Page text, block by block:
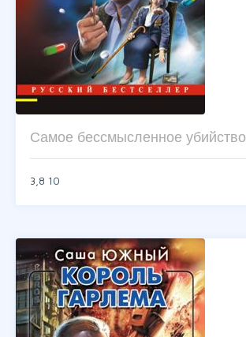
Самое бессмысленное убийство
3,8 10